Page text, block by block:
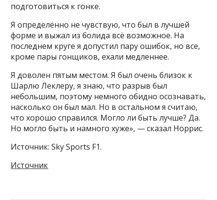
подготовиться к гонке.
Я определённо не чувствую, что был в лучшей
форме и выжал из болида всё возможное. На
последнем круге я допустил пару ошибок, но все,
кроме пары гонщиков, ехали медленнее.
Я доволен пятым местом. Я был очень близок к
Шарлю Леклеру, я знаю, что разрыв был
небольшим, поэтому немного обидно осознавать,
насколько он был мал. Но в остальном я считаю,
что хорошо справился. Могло ли быть лучше? Да.
Но могло быть и намного хуже», — сказал Норрис.
Источник: Sky Sports F1.
Источник